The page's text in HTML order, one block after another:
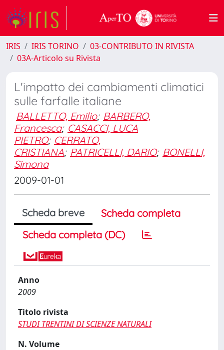
IRIS IRIS TORINO
03-CONTRIBUTO IN RIVISTA
03A-Articolo su Rivista
L'impatto dei cambiamenti climatici
sulle farfalle italiane
BALLETTO, Emilio; BARBERO,
Francesca; CASACCI, LUCA
PIETRO; CERRATO,
CRISTIANA; PATRICELLI, DARIO; BONELLI,
Simona
2009-01-01
Scheda breve
Scheda completa
Scheda completa (DC)
Anno
2009
Titolo rivista
STUDI TRENTINI DI SCIENZE NATURALI
N. Volume